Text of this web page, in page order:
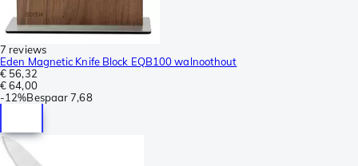
7 reviews
Eden Magnetic Knife Block EQB100 walnoothout
€ 56,32
€ 64,00
-12%Bespaar 7,68